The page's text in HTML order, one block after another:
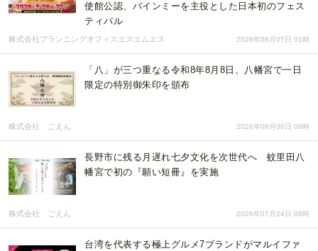
使館公認、バインミーを主役とした日本初のフェス
ティバル
株式会社プランニングオフィスエスエムエス 2026年08月07日 01時
「八」が三つ重なる令和8年8月8日、八幡宮で一日
限定の特別御朱印を頒布
株式会社 ごえん 2026年08月06日 06時
長野市に残る月遅れ七夕文化を次世代へ 蚊里田八
幡宮で初の『願い短冊』を実施
株式会社 ごえん 2026年07月24日 06時
台湾を代表する極上グルメ7ブランドがマルイファ